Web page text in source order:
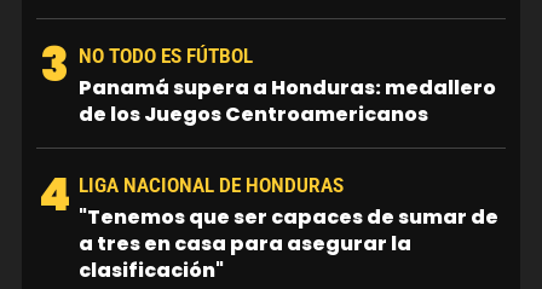
3 NO TODO ES FÚTBOL
Panamá supera a Honduras: medallero
de los Juegos Centroamericanos
4 LIGA NACIONAL DE HONDURAS
"Tenemos que ser capaces de sumar de
a tres en casa para asegurar la
clasificación"